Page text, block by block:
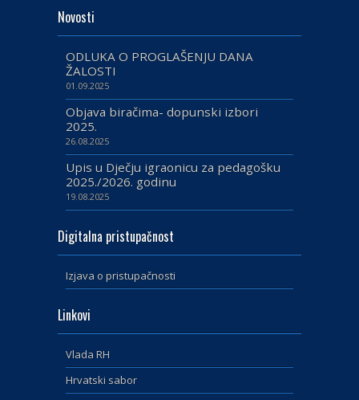
Novosti
ODLUKA O PROGLAŠENJU DANA
ŽALOSTI
01.09.2025
Objava biračima- dopunski izbori
2025.
26.08.2025
Upis u Dječju igraonicu za pedagošku
2025./2026. godinu
19.08.2025
Digitalna pristupačnost
Izjava o pristupačnosti
Linkovi
Vlada RH
Hrvatski sabor